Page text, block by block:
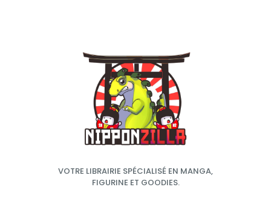
VOTRE LIBRAIRIE SPÉCIALISÉ EN MANGA,
FIGURINE ET GOODIES.